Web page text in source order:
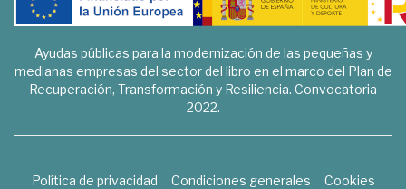
Ayudas públicas para la modernización de las pequeñas y
medianas empresas del sector del libro en el marco del Plan de
Recuperación, Transformación y Resiliencia. Convocatoria
2022.
Política de privacidad Condiciones generales
Cookies